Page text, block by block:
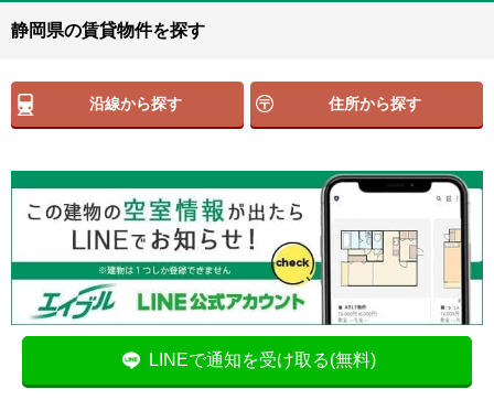
静岡県の賃貸物件を探す
沿線から探す 住所から探す
LINEで通知を受け取る(無料)